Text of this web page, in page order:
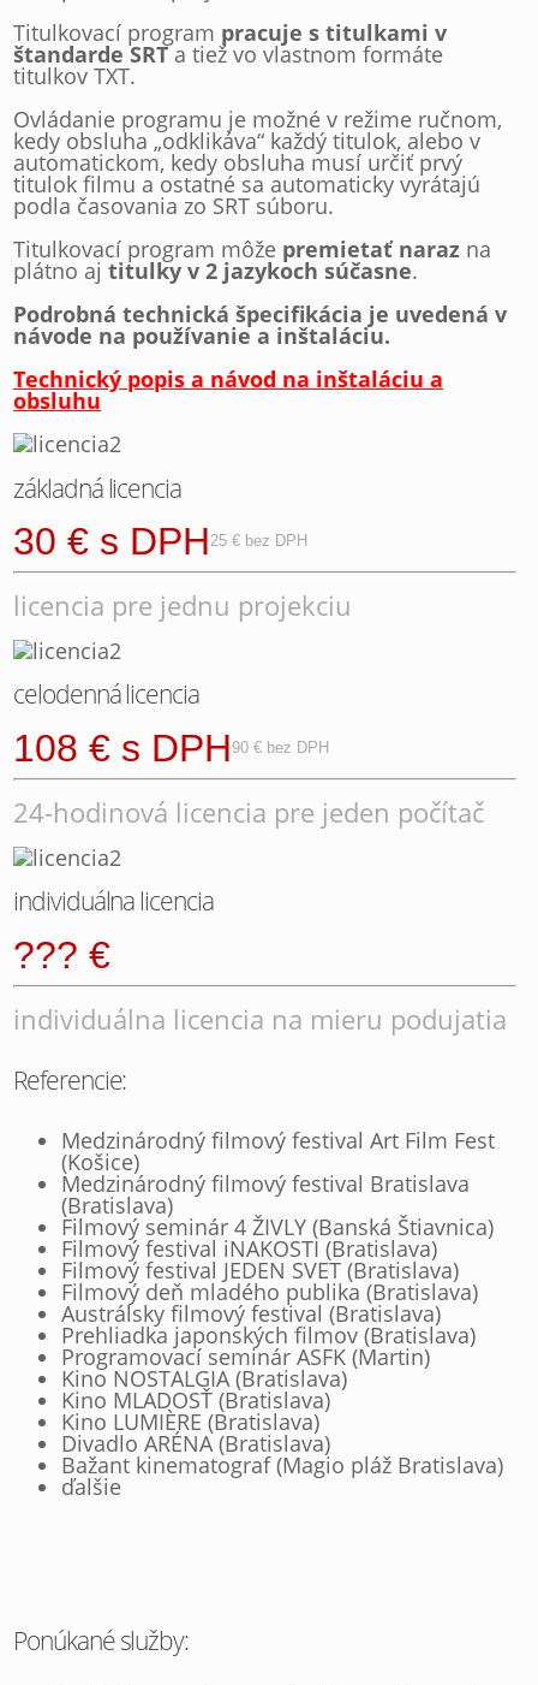
Titulkovací program pracuje s titulkami v
štandarde SRTa tiež vo vlastnom formáte
titulkov TXT.
Ovládanie programu je možné v režime ručnom,
kedy obsluha „odklikáva“ každý titulok, alebo v
automatickom, kedy obsluha musí určiť prvý
titulok filmu a ostatné sa automaticky vyrátajú
podla časovania zo SRT súboru.
Titulkovací program môže premietať naraz na
plátno aj titulky v 2 jazykoch súčasne.
Podrobná technická špecifikácia je uvedená v
návode na používanie a inštaláciu.
Technický popis a návod na inštaláciu a
obsluhu
základná licencia
30 € s DPH25 € bez DPH
licencia pre jednu projekciu
celodenná licencia
108 € s DPH90 € bez DPH
24-hodinová licencia pre jeden počítač
individuálna licencia
??? €
individuálna licencia na mieru podujatia
Referencie:
Medzinárodný filmový festival Art Film Fest
(Košice)
Medzinárodný filmový festival Bratislava
(Bratislava)
Filmový seminár 4 ŽIVLY (Banská Štiavnica)
Filmový festival iNAKOSTI (Bratislava)
Filmový festival JEDEN SVET (Bratislava)
Filmový deň mladého publika (Bratislava)
Austrálsky filmový festival (Bratislava)
Prehliadka japonských filmov (Bratislava)
Programovací seminár ASFK (Martin)
Kino NOSTALGIA (Bratislava)
Kino MLADOSŤ (Bratislava)
Kino LUMIÈRE (Bratislava)
Divadlo ARÉNA (Bratislava)
Bažant kinematograf (Magio pláž Bratislava)
ďalšie
Ponúkané služby: